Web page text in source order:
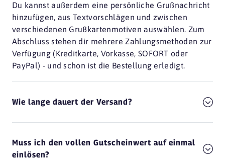
Du kannst außerdem eine persönliche Grußnachricht
hinzufügen, aus Textvorschlägen und zwischen
verschiedenen Grußkartenmotiven auswählen. Zum
Abschluss stehen dir mehrere Zahlungsmethoden zur
Verfügung (Kreditkarte, Vorkasse, SOFORT oder
PayPal) - und schon ist die Bestellung erledigt.
Wie lange dauert der Versand?
Muss ich den vollen Gutscheinwert auf einmal
einlösen?